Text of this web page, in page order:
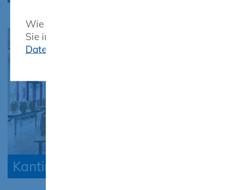
Wie wir diese Daten verarbeiten, finden
Sie in unserer Erklärung zum
Datenschutz
Kantine